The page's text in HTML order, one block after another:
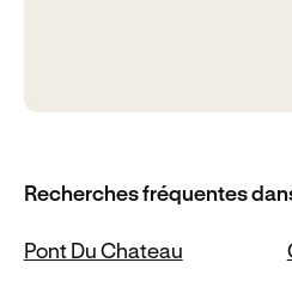
Recherches fréquentes
Pont Du Chateau